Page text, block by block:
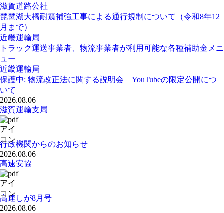
滋賀道路公社
琵琶湖大橋耐震補強工事による通行規制について（令和8年12
月まで）
近畿運輸局
トラック運送事業者、物流事業者が利用可能な各種補助金メニ
ュー
近畿運輸局
保護中: 物流改正法に関する説明会 YouTubeの限定公開につ
いて
2026.08.06
滋賀運輸支局
行政機関からのお知らせ
2026.08.06
高速安協
高速しが8月号
2026.08.06